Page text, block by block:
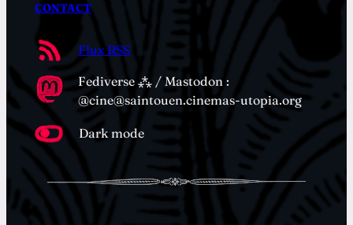
CONTACT
Flux RSS
Fediverse ⁂ / Mastodon :
@cine@saintouen.cinemas-utopia.org
Dark mode